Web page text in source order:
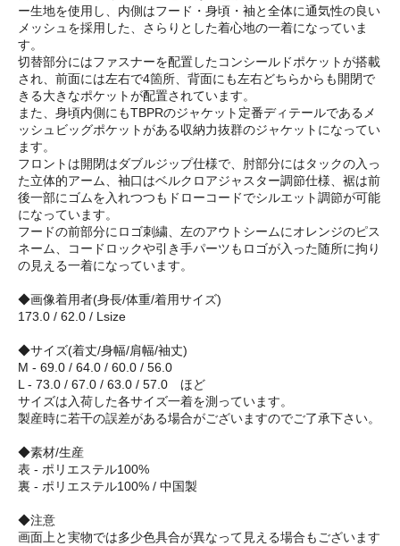
ー生地を使用し、内側はフード・身頃・袖と全体に通気性の良い
メッシュを採用した、さらりとした着心地の一着になっていま
す。
切替部分にはファスナーを配置したコンシールドポケットが搭載
され、前面には左右で4箇所、背面にも左右どちらからも開閉で
きる大きなポケットが配置されています。
また、身頃内側にもTBPRのジャケット定番ディテールであるメ
ッシュビッグポケットがある収納力抜群のジャケットになってい
ます。
フロントは開閉はダブルジップ仕様で、肘部分にはタックの入っ
た立体的アーム、袖口はベルクロアジャスター調節仕様、裾は前
後一部にゴムを入れつつもドローコードでシルエット調節が可能
になっています。
フードの前部分にロゴ刺繍、左のアウトシームにオレンジのピス
ネーム、コードロックや引き手パーツもロゴが入った随所に拘り
の見える一着になっています。
◆画像着用者(身長/体重/着用サイズ)
173.0 / 62.0 / Lsize
◆サイズ(着丈/身幅/肩幅/袖丈)
M - 69.0 / 64.0 / 60.0 / 56.0
L - 73.0 / 67.0 / 63.0 / 57.0 ほど
サイズは入荷した各サイズ一着を測っています。
製産時に若干の誤差がある場合がございますのでご了承下さい。
◆素材/生産
表 - ポリエステル100%
裏 - ポリエステル100% / 中国製
◆注意
画面上と実物では多少色具合が異なって見える場合もございます